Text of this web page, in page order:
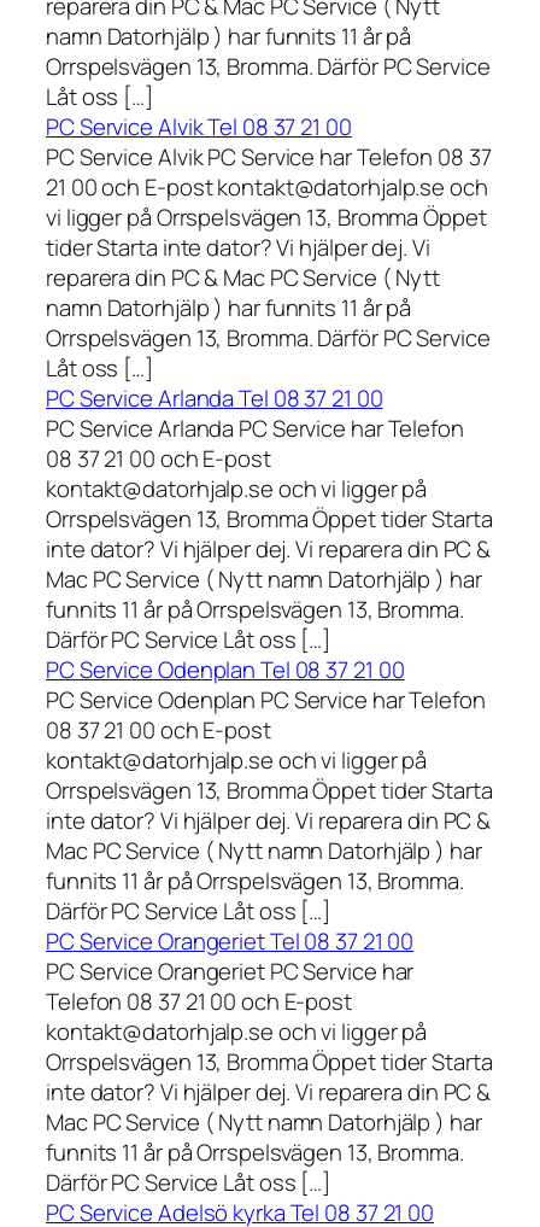
reparera din PC & Mac PC Service ( Nytt
namn Datorhjälp ) har funnits 11 år på
Orrspelsvägen 13, Bromma. Därför PC Service
Låt oss […]
PC Service Alvik Tel 08 37 21 00
PC Service Alvik PC Service har Telefon 08 37
21 00 och E-post kontakt@datorhjalp.se och
vi ligger på Orrspelsvägen 13, Bromma Öppet
tider Starta inte dator? Vi hjälper dej. Vi
reparera din PC & Mac PC Service ( Nytt
namn Datorhjälp ) har funnits 11 år på
Orrspelsvägen 13, Bromma. Därför PC Service
Låt oss […]
PC Service Arlanda Tel 08 37 21 00
PC Service Arlanda PC Service har Telefon
08 37 21 00 och E-post
kontakt@datorhjalp.se och vi ligger på
Orrspelsvägen 13, Bromma Öppet tider Starta
inte dator? Vi hjälper dej. Vi reparera din PC &
Mac PC Service ( Nytt namn Datorhjälp ) har
funnits 11 år på Orrspelsvägen 13, Bromma.
Därför PC Service Låt oss […]
PC Service Odenplan Tel 08 37 21 00
PC Service Odenplan PC Service har Telefon
08 37 21 00 och E-post
kontakt@datorhjalp.se och vi ligger på
Orrspelsvägen 13, Bromma Öppet tider Starta
inte dator? Vi hjälper dej. Vi reparera din PC &
Mac PC Service ( Nytt namn Datorhjälp ) har
funnits 11 år på Orrspelsvägen 13, Bromma.
Därför PC Service Låt oss […]
PC Service Orangeriet Tel 08 37 21 00
PC Service Orangeriet PC Service har
Telefon 08 37 21 00 och E-post
kontakt@datorhjalp.se och vi ligger på
Orrspelsvägen 13, Bromma Öppet tider Starta
inte dator? Vi hjälper dej. Vi reparera din PC &
Mac PC Service ( Nytt namn Datorhjälp ) har
funnits 11 år på Orrspelsvägen 13, Bromma.
Därför PC Service Låt oss […]
PC Service Adelsö kyrka Tel 08 37 21 00